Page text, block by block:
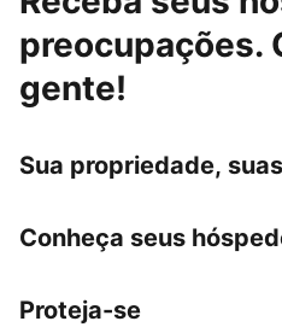
preocupações.
gente!
Sua propriedade,
Conheça seus
Proteja-se